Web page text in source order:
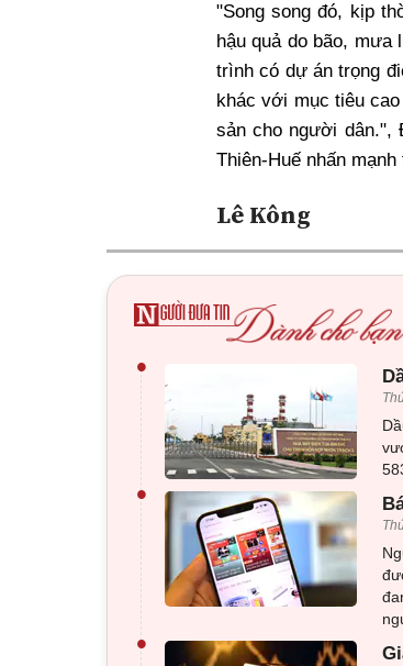
"Song song đó, kịp
hậu quả do bão, mưa
trình có dự án trọng
khác với mục tiêu
sản cho người dân.",
Thiên-Huế nhấn
Lê Kông
•
•
•